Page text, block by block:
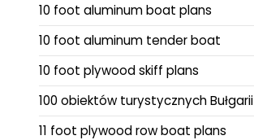
10 foot aluminum boat plans
10 foot aluminum tender boat
10 foot plywood skiff plans
100 obiektów turystycznych Bułgarii
11 foot plywood row boat plans